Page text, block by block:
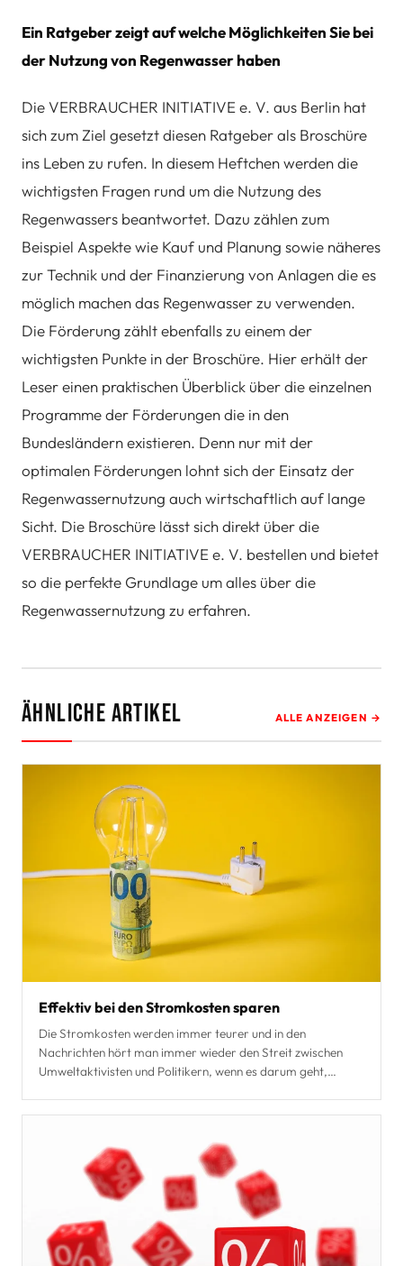
Ein Ratgeber zeigt auf welche Möglichkeiten Sie bei
der Nutzung von Regenwasser haben
Die VERBRAUCHER INITIATIVE e. V. aus Berlin hat
sich zum Ziel gesetzt diesen Ratgeber als Broschüre
ins Leben zu rufen. In diesem Heftchen werden die
wichtigsten Fragen rund um die Nutzung des
Regenwassers beantwortet. Dazu zählen zum
Beispiel Aspekte wie Kauf und Planung sowie näheres
zur Technik und der Finanzierung von Anlagen die es
möglich machen das Regenwasser zu verwenden.
Die Förderung zählt ebenfalls zu einem der
wichtigsten Punkte in der Broschüre. Hier erhält der
Leser einen praktischen Überblick über die einzelnen
Programme der Förderungen die in den
Bundesländern existieren. Denn nur mit der
optimalen Förderungen lohnt sich der Einsatz der
Regenwassernutzung auch wirtschaftlich auf lange
Sicht. Die Broschüre lässt sich direkt über die
VERBRAUCHER INITIATIVE e. V. bestellen und bietet
so die perfekte Grundlage um alles über die
Regenwassernutzung zu erfahren.
Ähnliche Artikel ALLE ANZEIGEN →
Effektiv bei den Stromkosten sparen
Die Stromkosten werden immer teurer und in den
Nachrichten hört man immer wieder den Streit zwischen
Umweltaktivisten und Politikern, wenn es darum geht,